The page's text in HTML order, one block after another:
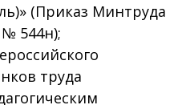
(Приказ Минтруда
№ 544н);
труда